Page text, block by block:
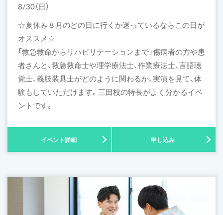
8/30（日）
☆夏休み８月のどの日に行くか迷っているならこの日が
オススメ☆
「救急救命からリハビリテーションまで」傷病者の方や患
者さんと、救急救命士や理学療法士、作業療法士、言語聴
覚士、義肢装具士がどのように関わるか、実演を見て、体
験もしていただけます。三田校の特長がよく分かるイベ
ントです。
イベント詳細 申し込み